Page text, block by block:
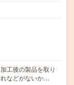
工後の製品を取り
などがないか…